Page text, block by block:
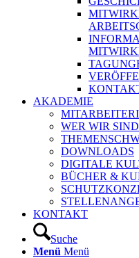
AKADEMIE
WER WIR SIND
DOWNLOADS
DIGITALE
BÜCHER &
KONTAKT
Suche
Menü Menü